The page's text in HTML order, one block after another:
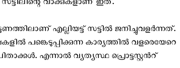
സട്ടിലിന്റെ വാക്കുകളാണ് ഇത്.
എല്ലിയട്ട് സട്ടില്‍ ജനിച്ചുവളര്‍ന്നത്.
പങ്കെടുപ്പിക്കുന്ന കാര്യത്തില്‍ വളരെയേറെ
എന്നാല്‍ വ്യത്യസ്ഥ പ്രൊട്ടസ്റ്റന്‍റ്